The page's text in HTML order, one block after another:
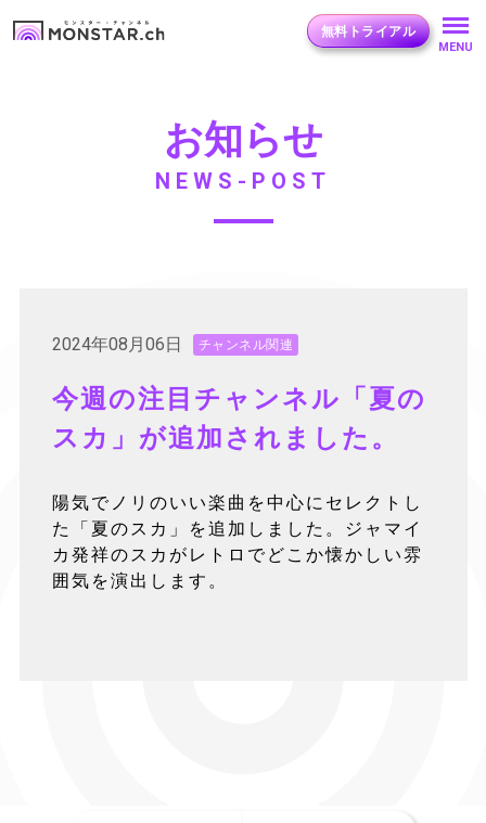
無料トライアル
MENU
お知らせ
NEWS-POST
2024年08月06日 チャンネル関連
今週の注目チャンネル「夏の
スカ」が追加されました。
陽気でノリのいい楽曲を中心にセレクトし
た「夏のスカ」を追加しました。ジャマイ
カ発祥のスカがレトロでどこか懐かしい雰
囲気を演出します。